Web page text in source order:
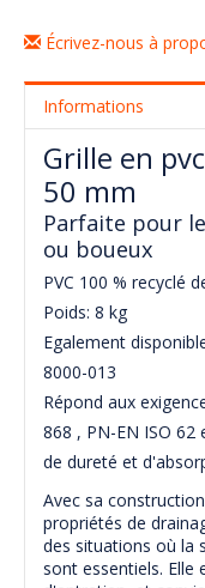
Écrivez-nous à
Informations
Grille en
50 mm
Parfaite pour
ou boueux
PVC 100 % recyclé
Poids: 8 kg
Egalement
8000-013
Répond aux
868 , PN-EN ISO
de dureté et
Avec sa
propriétés de
des situations où la
sont essentiels. Elle